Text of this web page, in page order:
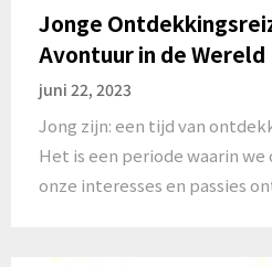
Jonge
Avontuur in de Wereld
juni 22, 2023
Jong zijn: een tijd van
Het is een periode waarin
onze interesses en passies